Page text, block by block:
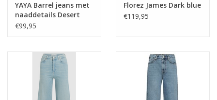
YAYA Barrel jeans met
naaddetails Desert
beige
€99,95
Florez James Dark blue
€119,95